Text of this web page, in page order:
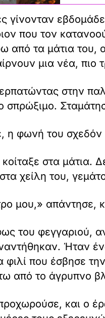
γίνονταν
που τον
από τα μάτια του,
μια νέα, πιο
στην
σπρώξιμο.
η φωνή του
στα μάτια.
χείλη του,
μου,» απάντησε,
του φεγγαριού,
Ήταν
που έσβησε
από το άγρυπνο
και ο